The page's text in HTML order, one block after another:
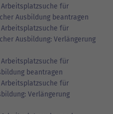
für
Ausbildung beantragen
für
Ausbildung: Verlängerung
für
beantragen
für
Verlängerung